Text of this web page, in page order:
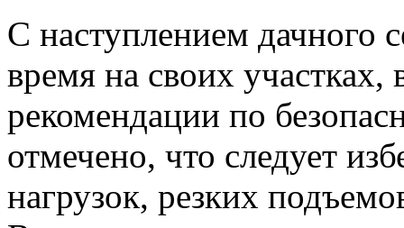
С наступлением дачного
время на своих участках,
рекомендации по
отмечено, что следует
нагрузок, резких